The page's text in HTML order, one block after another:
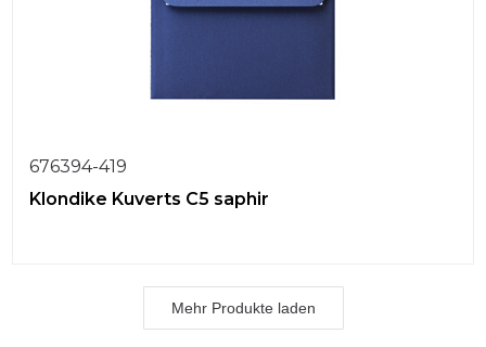
676394-419
Klondike Kuverts C5 saphir
Mehr Produkte laden